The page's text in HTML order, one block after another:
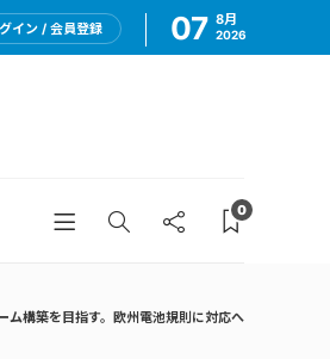
イン / 会員登録 07 8月
2026
0
ム構築を目指す。欧州電池規則に対応へ